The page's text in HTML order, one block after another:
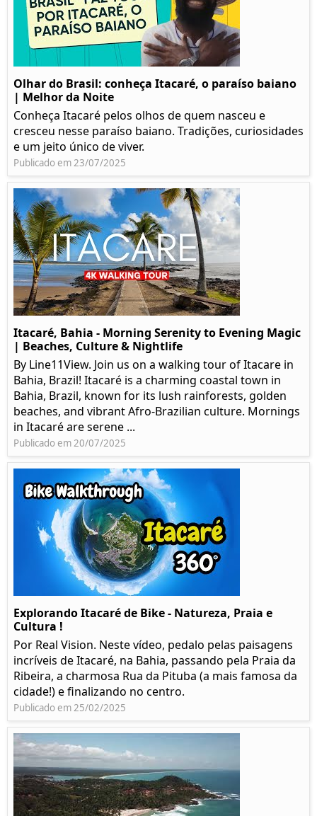
Olhar do Brasil: conheça Itacaré, o paraíso baiano
| Melhor da Noite
Conheça Itacaré pelos olhos de quem nasceu e
cresceu nesse paraíso baiano. Tradições, curiosidades
e um jeito único de viver.
Publicado em 23/07/2025
Itacaré, Bahia - Morning Serenity to Evening Magic
| Beaches, Culture & Nightlife
By Line11View. Join us on a walking tour of Itacare in
Bahia, Brazil! Itacaré is a charming coastal town in
Bahia, Brazil, known for its lush rainforests, golden
beaches, and vibrant Afro-Brazilian culture. Mornings
in Itacaré are serene ...
Publicado em 20/07/2025
Explorando Itacaré de Bike - Natureza, Praia e
Cultura !
Por Real Vision. Neste vídeo, pedalo pelas paisagens
incríveis de Itacaré, na Bahia, passando pela Praia da
Ribeira, a charmosa Rua da Pituba (a mais famosa da
cidade!) e finalizando no centro.
Publicado em 25/02/2025